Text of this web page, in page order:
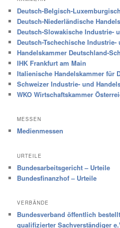
Deutsch-Belgisch-
Deutsch-Niederländische
Deutsch-Slowakische Industrie-
Deutsch-Tschechische
Handelskammer Deutschland-
IHK Frankfurt am Main
Italienische Handelskammer für
Schweizer Industrie- und
WKO Wirtschaftskammer
MESSEN
Medienmessen
URTEILE
Bundesarbeitsgericht – Urteile
Bundesfinanzhof – Urteile
VERBÄNDE
Bundesverband öffentlich
qualifizierter Sachverständiger